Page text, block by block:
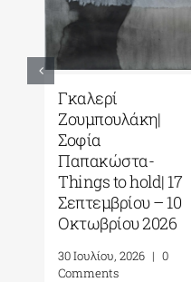
Γκαλερί
Ζουμπουλάκη|
Σοφία
Παπακώστα-
Things to hold| 17
Σεπτεμβρίου – 10
Οκτωβρίου 2026
30 Ιουλίου, 2026 |
Comments